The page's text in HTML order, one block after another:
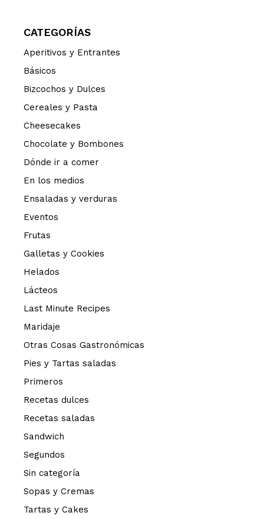
CATEGORÍAS
Aperitivos y Entrantes
Básicos
Bizcochos y Dulces
Cereales y Pasta
Cheesecakes
Chocolate y Bombones
Dónde ir a comer
En los medios
Ensaladas y verduras
Eventos
Frutas
Galletas y Cookies
Helados
Lácteos
Last Minute Recipes
Maridaje
Otras Cosas Gastronómicas
Pies y Tartas saladas
Primeros
Recetas dulces
Recetas saladas
Sandwich
Segundos
Sin categoría
Sopas y Cremas
Tartas y Cakes